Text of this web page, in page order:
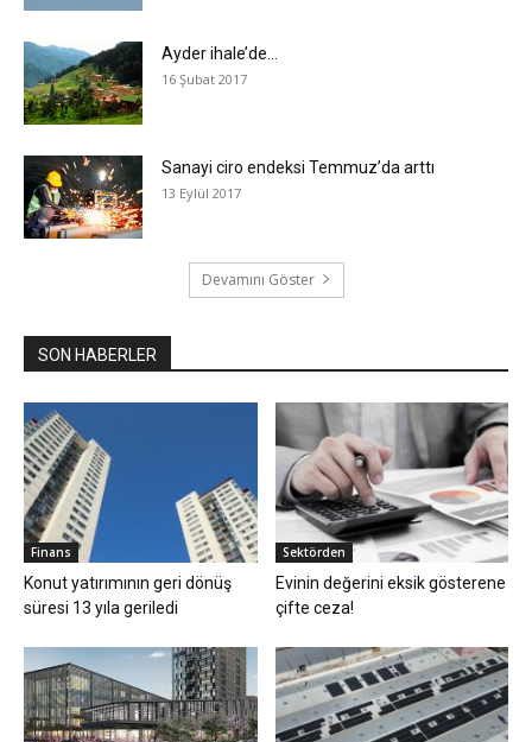
Ayder ihale’de…
16 Şubat 2017
Sanayi ciro endeksi Temmuz’da arttı
13 Eylül 2017
Devamını Göster
SON HABERLER
Finans
Konut yatırımının geri dönüş
süresi 13 yıla geriledi
Sektörden
Evinin değerini eksik gösterene
çifte ceza!